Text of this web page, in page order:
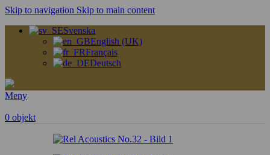
Skip to navigation Skip to main content
Svenska
English (UK)
Français
Deutsch
Meny
0 objekt